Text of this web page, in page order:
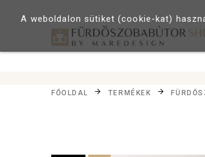
FŐOLDAL TERMÉKEK
A weboldalon sütiket (cookie-kat)